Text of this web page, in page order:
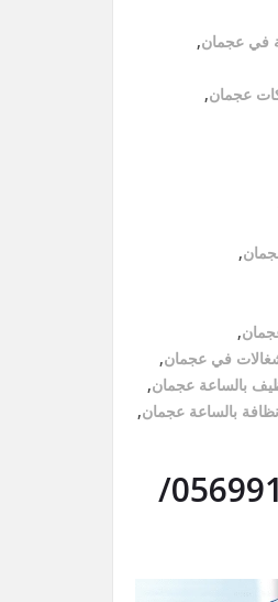
في عجمان,
عجمان,
,
,
في عجمان,
بالساعة عجمان,
بالساعة عجمان,
أفضل شركة تنظيف بالساعة في عجمان /0569913636/